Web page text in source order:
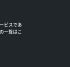
ビスであ
一覧はこ